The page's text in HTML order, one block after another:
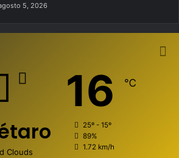
5, 2026
Clouds
16 ℃
25º - 15º
89%
1.72 km/h